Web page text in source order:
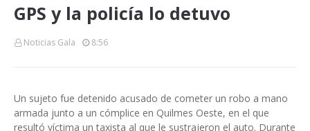
GPS y la policía lo detuvo
Noticias Gala 8:56
Un sujeto fue detenido acusado de cometer un robo a mano
armada junto a un cómplice en Quilmes Oeste, en el que
resultó víctima un taxista al que le sustrajeron el auto. Durante